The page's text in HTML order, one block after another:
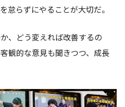
怠らずにやることが大切だ。
、どう変えれば改善するの
観的な意見も聞きつつ、成長